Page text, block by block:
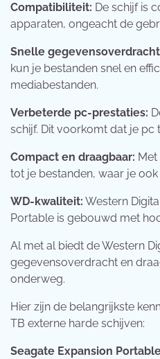
Compatibiliteit: De schijf is
apparaten, ongeacht de
Snelle
kun je bestanden snel en
mediabestanden.
Verbeterde pc-prestaties:
schijf. Dit voorkomt dat je
Compact en draagbaar:
tot je bestanden, waar je ook
WD-kwaliteit: Western
Portable is gebouwd met
Al met al biedt de Western
gegevensoverdracht en
onderweg.
Hier zijn de belangrijkste
TB externe harde schijven:
Seagate Expansion